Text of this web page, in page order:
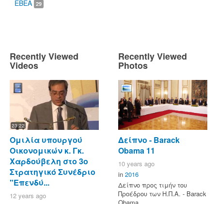
ΕΒΕΑ 29
Recently Viewed
Videos
23:22
Ομιλία υπουργού
Οικονομικών κ. Γκ.
Χαρδούβελη στο 3ο
Στρατηγικό Συνέδριο
"Επενδύ...
12 years ago
Recently Viewed
Photos
Δείπνο - Barack
Obama 11
10 years ago
in 2016
Δείπνο προς τιμήν του
Προέδρου των Η.Π.Α. - Barack